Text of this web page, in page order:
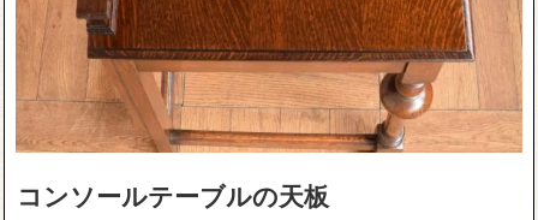
コンソールテーブルの天板